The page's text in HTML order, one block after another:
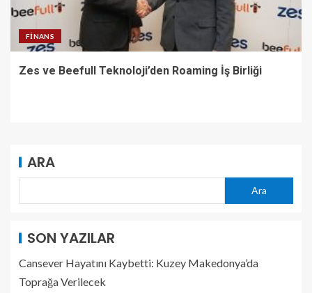
FINANS
Zes ve Beefull Teknoloji’den Roaming İş Birliği
ARA
Ara
SON YAZILAR
Cansever Hayatını Kaybetti: Kuzey Makedonya’da
Toprağa Verilecek